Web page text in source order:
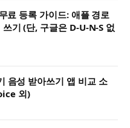
료 등록 가이드: 애플 경로
기 (단, 구글은 D-U-N-S 없
음성 받아쓰기 앱 비교 소
외)